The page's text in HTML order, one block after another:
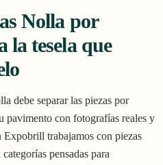
Nolla por
la tesela que
debe separar las piezas por
pavimento con fotografías reales y
trabajamos con piezas
pensadas para